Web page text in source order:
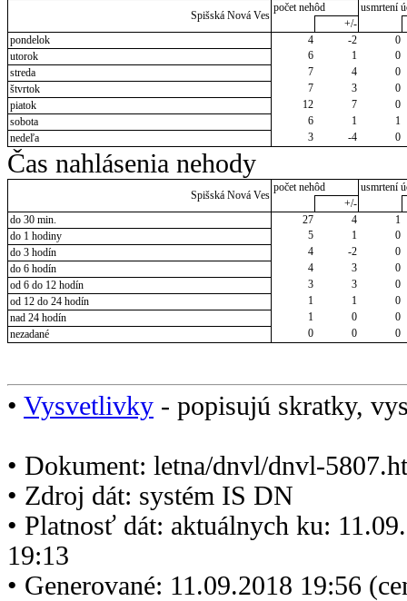
Spišská Nová Ves
počet nehôd
usmrtení
+/-
pondelok
4 -2
0
utorok
6 1
0
streda
7 4
0
štvrtok
7 3
0
piatok
12 7
0
sobota
6 1
1
nedeľa
3 -4 0
Čas nahlásenia nehody
Spišská Nová Ves
počet nehôd
usmrtení
+/-
do 30 min.
27 4
1
do 1 hodiny
5 1
0
do 3 hodín
4 -2
0
do 6 hodín
4 3
0
od 6 do 12 hodín
3 3
0
od 12 do 24 hodín
1 1
0
nad 24 hodín
1 0
0
nezadané
0 0 0
• Vysvetlivky - popisujú skratky,
• Dokument: letna/dnvl/dnvl-
• Zdroj dát: systém IS DN
• Platnosť dát: aktuálnych ku:
19:13
• Generované: 11.09.2018 19:56